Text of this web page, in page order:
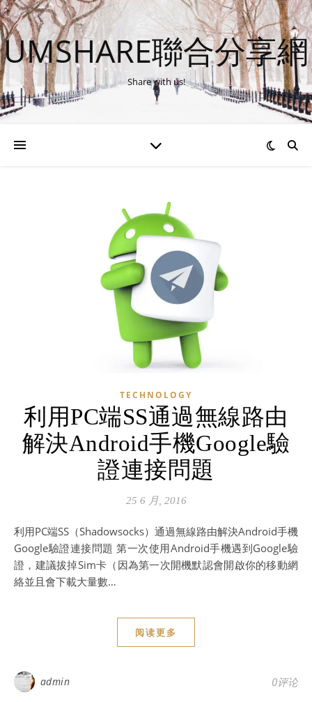
UMSHARE聯合分享網
Share with us!
TECHNOLOGY
利用PC端SS通過無線路由
解決Android手機Google驗
證連接問題
25 6 月, 2016
利用PC端SS（Shadowsocks）通過無線路由解決Android手機
Google驗證連接問題 第一次使用Android手機遇到Google驗
證，建議拔掉Sim卡（因為第一次開機默認會開啟你的移動網
絡並且會下載大量數…
阅读更多
admin 0评论